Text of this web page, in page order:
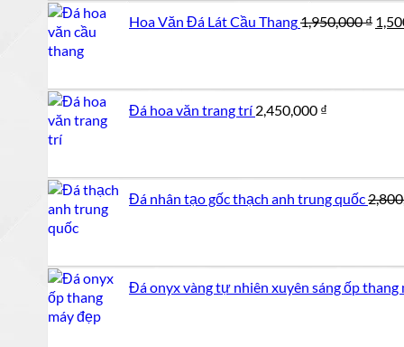
Hoa Văn Đá Lát Cầu Thang1,950,000₫ Giá
Đá hoa văn trang trí 2,450,000 ₫
Đá nhân tạo gốc thạch anh trung quốc
Đá onyx vàng tự nhiên xuyên sáng ốp thang